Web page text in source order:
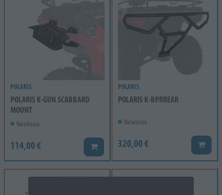
POLARIS
POLARIS K-GUN SCABBARD
MOUNT
Varastossa
114,00 € Lisää koriin
POLARIS
POLARIS K-BPRREAR
Varastossa
320,00 € Lisää